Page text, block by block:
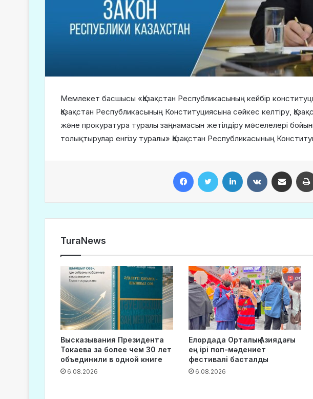
Мемлекет басшысы «Қазақстан Республикасының кейбір
Қазақстан Республикасының Конституциясына сәйкес келтіру,
және прокуратура туралы заңнамасын жетілдіру мәселелері
толықтырулар енгізу туралы» Қазақстан Республикасының
TuraNews
Высказывания Президента
Токаева за более чем 30 лет
объединили в одной книге
6.08.2026
Елордада Орталық Азиядағы
ең ірі поп-мәдениет
фестивалі басталды
6.08.2026